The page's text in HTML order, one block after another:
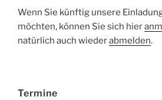
Wenn Sie künftig unsere
möchten, können Sie sich hier
natürlich auch wiederabmelden.
Termine